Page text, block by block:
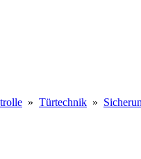
» Türtechnik »